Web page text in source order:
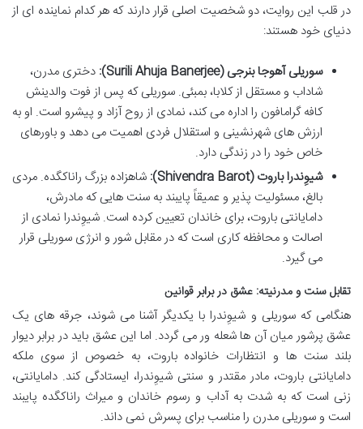
در قلب این روایت، دو شخصیت اصلی قرار دارند که هر کدام نماینده ای از
دنیای خود هستند:
سوریلی آهوجا بنرجی (Surili Ahuja Banerjee):
دختری مدرن،
شاداب و مستقل از کلابا، بمبئی. سوریلی که پس از فوت والدینش
کافه گرامافون را اداره می کند، نمادی از روح آزاد و پیشرو است. او به
ارزش های شهرنشینی و استقلال فردی اهمیت می دهد و باورهای
خاص خود را در زندگی دارد.
شیوِندرا باروت (Shivendra Barot):
شاهزاده بزرگ راناکگده. مردی
بالغ، مسئولیت پذیر و عمیقاً پایبند به سنت هایی که مادرش،
دامایانتی باروت، برای خاندان تعیین کرده است. شیوِندرا نمادی از
اصالت و محافظه کاری است که در مقابل شور و انرژی سوریلی قرار
می گیرد.
تقابل سنت و مدرنیته: عشق در برابر قوانین
هنگامی که سوریلی و شیوِندرا با یکدیگر آشنا می شوند، جرقه های یک
عشق پرشور میان آن ها شعله ور می گردد. اما این عشق باید در برابر دیوار
بلند سنت ها و انتظارات خانواده باروت، به خصوص از سوی ملکه
دامایانتی باروت، مادر مقتدر و سنتی شیوِندرا، ایستادگی کند. دامایانتی،
زنی است که به شدت به آداب و رسوم خاندان و میراث راناکگده پایبند
است و سوریلی مدرن را مناسب برای پسرش نمی داند.